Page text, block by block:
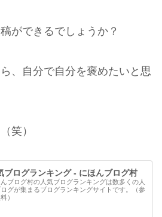
ができるでしょうか？
、自分で自分を褒めたいと思
笑）
ブログランキング - にほんブログ村
ブログ村の人気ブログランキングは数多くの人
グが集まるブログランキングサイトです。（参
）